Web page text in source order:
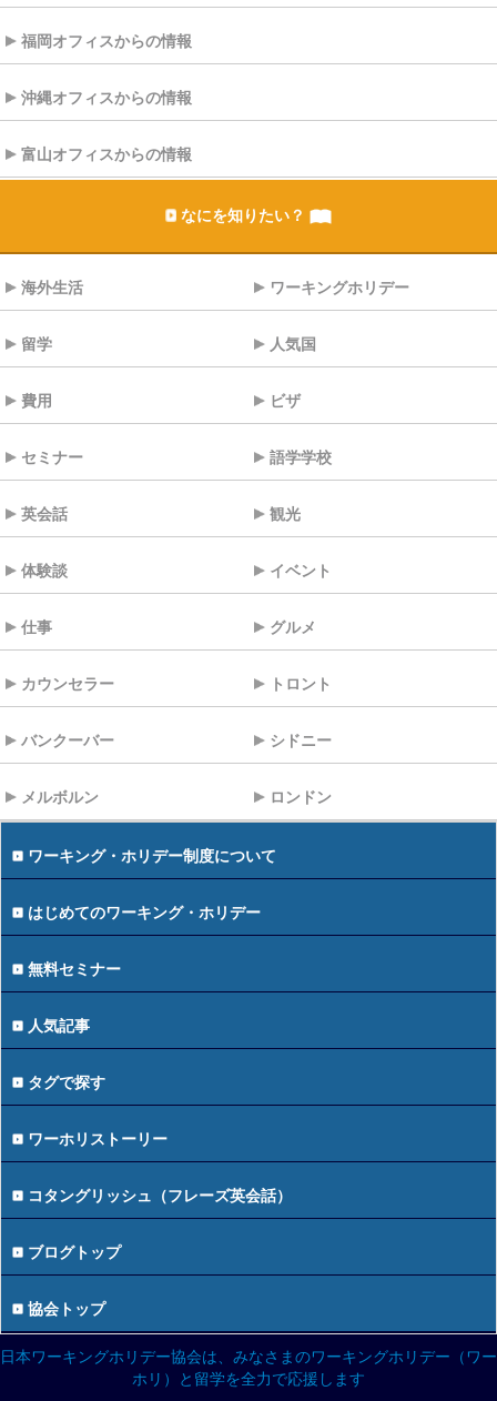
福岡オフィスからの情報
沖縄オフィスからの情報
富山オフィスからの情報
なにを知りたい？
海外生活 ワーキングホリデー
留学 人気国
費用 ビザ
セミナー 語学学校
英会話 観光
体験談 イベント
仕事 グルメ
カウンセラー トロント
バンクーバー シドニー
メルボルン ロンドン
ワーキング・ホリデー制度について
はじめてのワーキング・ホリデー
無料セミナー
人気記事
タグで探す
ワーホリストーリー
コタングリッシュ（フレーズ英会話）
ブログトップ
協会トップ
日本ワーキングホリデー協会は、みなさまのワーキングホリデー（ワー
ホリ）と留学を全力で応援します